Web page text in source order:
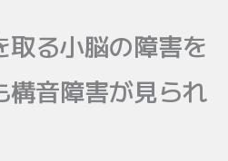
る小脳の障害を
構音障害が見られ